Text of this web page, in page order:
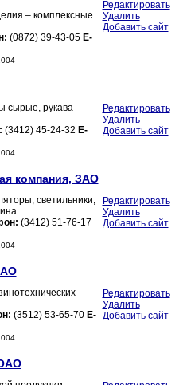
– комплексные
(0872) 39-43-05 E-
Редактировать
Удалить
Добавить сайт
сырые, рукава
(3412) 45-24-32 E-
Редактировать
Удалить
Добавить сайт
компания, ЗАО
светильники,
(3412) 51-76-17
Редактировать
Удалить
Добавить сайт
(3512) 53-65-70 E-
Редактировать
Удалить
Добавить сайт